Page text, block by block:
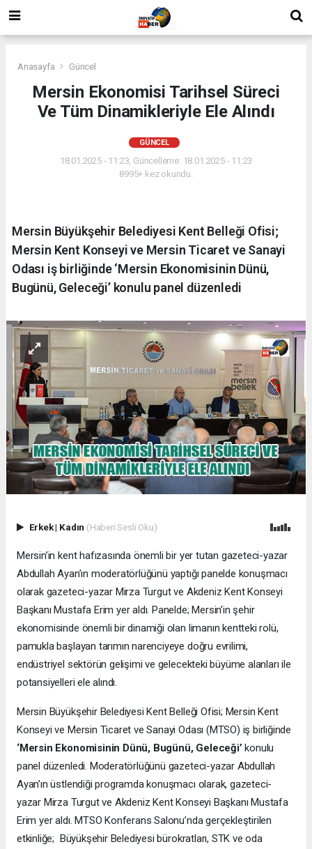
Anasayfa Güncel
Mersin Ekonomisi Tarihsel Süreci
Ve Tüm Dinamikleriyle Ele Alındı
GÜNCEL
18.01.2025 - 11:23, Güncelleme: 18.01.2025 - 11:23
8995+ kez okundu.
Mersin Büyükşehir Belediyesi Kent Belleği Ofisi;
Mersin Kent Konseyi ve Mersin Ticaret ve Sanayi
Odası iş birliğinde ‘Mersin Ekonomisinin Dünü,
Bugünü, Geleceği’ konulu panel düzenledi
Erkek| Kadın (Haberi Sesli Oku)
Mersin’in kent hafızasında önemli bir yer tutan gazeteci-yazar
Abdullah Ayan’ın moderatörlüğünü yaptığı panelde konuşmacı
olarak gazeteci-yazar Mirza Turgut ve Akdeniz Kent Konseyi
Başkanı Mustafa Erim yer aldı. Panelde; Mersin’in şehir
ekonomisinde önemli bir dinamiği olan limanın kentteki rolü,
pamukla başlayan tarımın narenciyeye doğru evrilimi,
endüstriyel sektörün gelişimi ve gelecekteki büyüme alanları ile
potansiyelleri ele alındı.
Mersin Büyükşehir Belediyesi Kent Belleği Ofisi; Mersin Kent
Konseyi ve Mersin Ticaret ve Sanayi Odası (MTSO) iş birliğinde
‘Mersin Ekonomisinin Dünü, Bugünü, Geleceği’konulu
panel düzenledi. Moderatörlüğünü gazeteci-yazar Abdullah
Ayan’ın üstlendiği programda konuşmacı olarak, gazeteci-
yazar Mirza Turgut ve Akdeniz Kent Konseyi Başkanı Mustafa
Erim yer aldı. MTSO Konferans Salonu’nda gerçekleştirilen
etkinliğe; Büyükşehir Belediyesi bürokratları, STK ve oda